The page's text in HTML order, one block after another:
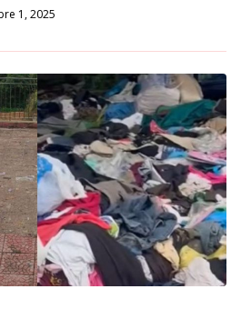
1, 2025